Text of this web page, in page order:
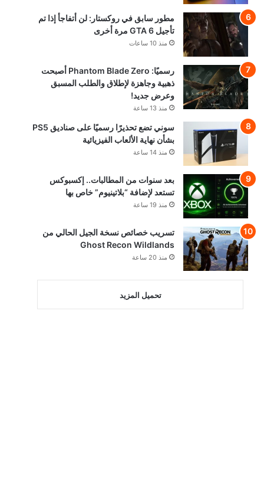
مطور سابق في روكستار: لن أتفاجأ إذا تم
تأجيل GTA 6 مرة أخرى
منذ 10 ساعات
رسميًا: Phantom Blade Zero أصبحت
ذهبية وجاهزة لإطلاق والطلب المسبق
وعرض جديد!
منذ 13 ساعة
سوني تضع تحذيرًا رسميًا على صناديق PS5
بشأن نهاية الألعاب الفيزيائية
منذ 14 ساعة
بعد سنوات من المطالبات.. إكسبوكس
تستعد لإضافة “بلاتينيوم” خاص بها
منذ 19 ساعة
تسريب خصائص نسخة الجيل الحالي من
Ghost Recon Wildlands
منذ 20 ساعة
تحميل المزيد